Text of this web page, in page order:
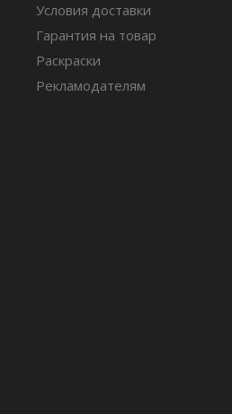
Условия доставки
Гарантия на товар
Раскраски
Рекламодателям